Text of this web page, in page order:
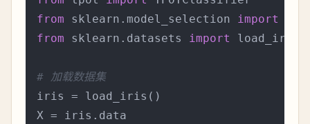
from sklearn.model_selection import
from sklearn.datasets import load_iris
# 加载数据集
iris = load_iris()
X = iris.data